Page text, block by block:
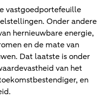
vastgoedportefeuille
Onder andere
hernieuwbare energie,
en de mate van
Dat laatste is onder
van het
en